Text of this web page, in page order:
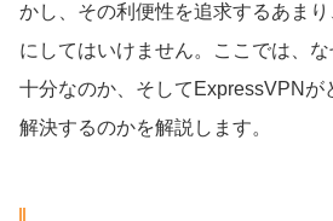
かし、その利便性を追求するあま
にしてはいけません。ここでは、
十分なのか、そしてExpressVPNが
解決するのかを解説します。